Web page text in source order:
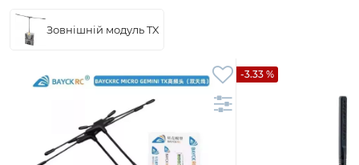
Зовнішній модуль TX
-3.33 %